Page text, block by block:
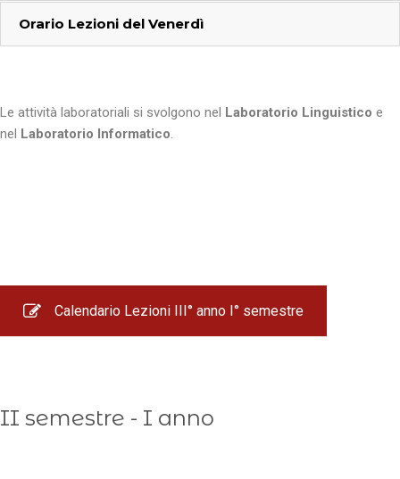
Orario Lezioni del Venerdì
Le attività laboratoriali si svolgono nel Laboratorio Linguistico e
nel Laboratorio Informatico.
Calendario Lezioni III° anno I° semestre
II semestre - I anno